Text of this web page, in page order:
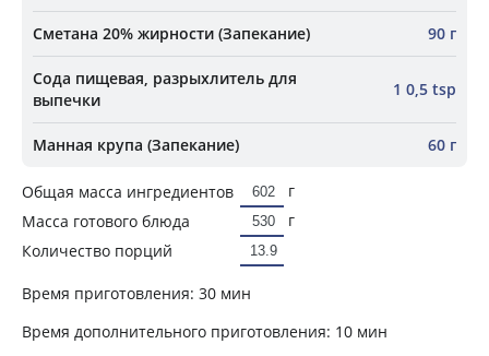
Сметана 20% жирности (Запекание) 90 г
Сода пищевая, разрыхлитель для
выпечки
1 0,5 tsp
Манная крупа (Запекание) 60 г
Общая масса ингредиентов
г
Масса готового блюда
г
Количество порций
Время приготовления: 30 мин
Время дополнительного приготовления: 10 мин